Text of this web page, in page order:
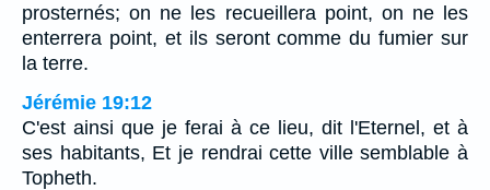
prosternés; on ne les recueillera point, on ne les
enterrera point, et ils seront comme du fumier sur
la terre.
Jérémie 19:12
C'est ainsi que je ferai à ce lieu, dit l'Eternel, et à
ses habitants, Et je rendrai cette ville semblable à
Topheth.